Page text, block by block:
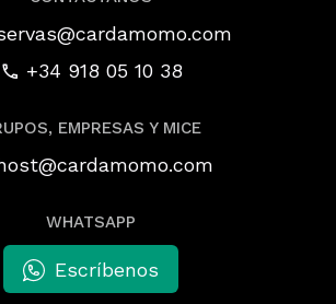
+34 918 05 10 38
EMPRESAS Y MICE
WHATSAPP
Escríbenos